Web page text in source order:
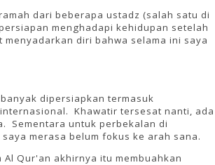
dari beberapa ustadz (salah satu di
menghadapi kehidupan setelah
diri bahwa selama ini saya
dipersiapkan termasuk
Khawatir tersesat nanti, ada
Sementara untuk perbekalan di
merasa belum fokus ke arah sana.
Qur'an akhirnya itu membuahkan